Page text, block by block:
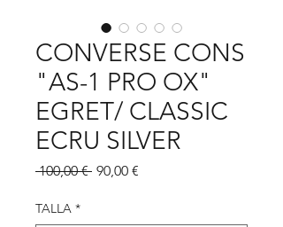
CONVERSE CONS
"AS-1 PRO OX"
EGRET/ CLASSIC
ECRU SILVER
100,00 € Precio
90,00 €
TALLA *